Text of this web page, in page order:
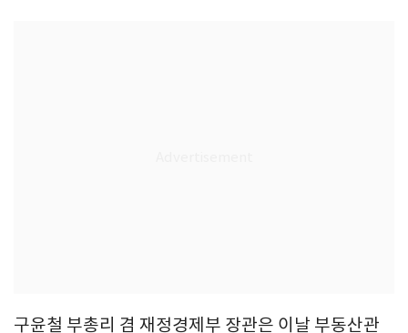
구윤철 부총리 겸 재정경제부 장관은 이날 부동산관